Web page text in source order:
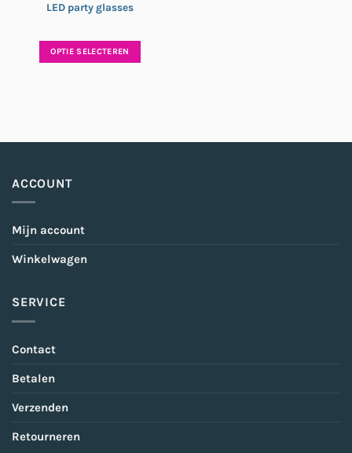
LED party glasses
OPTIE SELECTEREN
ACCOUNT
Mijn account
Winkelwagen
SERVICE
Contact
Betalen
Verzenden
Retourneren